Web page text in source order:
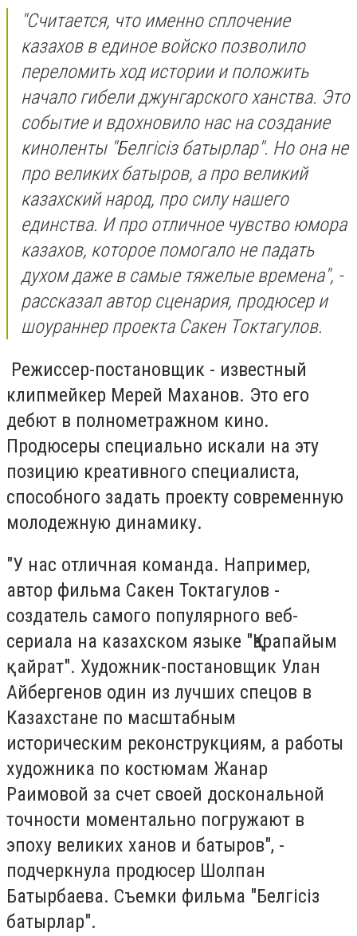
"Считается, что именно сплочение
казахов в единое войско позволило
переломить ход истории и положить
начало гибели джунгарского ханства. Это
событие и вдохновило нас на создание
киноленты "Белгiсiз батырлар". Но она не
про великих батыров, а про великий
казахский народ, про силу нашего
единства. И про отличное чувство юмора
казахов, которое помогало не падать
духом даже в самые тяжелые времена", -
рассказал автор сценария, продюсер и
шоураннер проекта Сакен Токтагулов.
Режиссер-постановщик - известный
клипмейкер Мерей Маханов. Это его
дебют в полнометражном кино.
Продюсеры специально искали на эту
позицию креативного специалиста,
способного задать проекту современную
молодежную динамику.
"У нас отличная команда. Например,
автор фильма Сакен Токтагулов -
создатель самого популярного веб-
сериала на казахском языке "Қарапайым
қайрат". Художник-постановщик Улан
Айбергенов один из лучших спецов в
Казахстане по масштабным
историческим реконструкциям, а работы
художника по костюмам Жанар
Раимовой за счет своей доскональной
точности моментально погружают в
эпоху великих ханов и батыров", -
подчеркнула продюсер Шолпан
Батырбаева. Съемки фильма "Белгiсiз
батырлар".